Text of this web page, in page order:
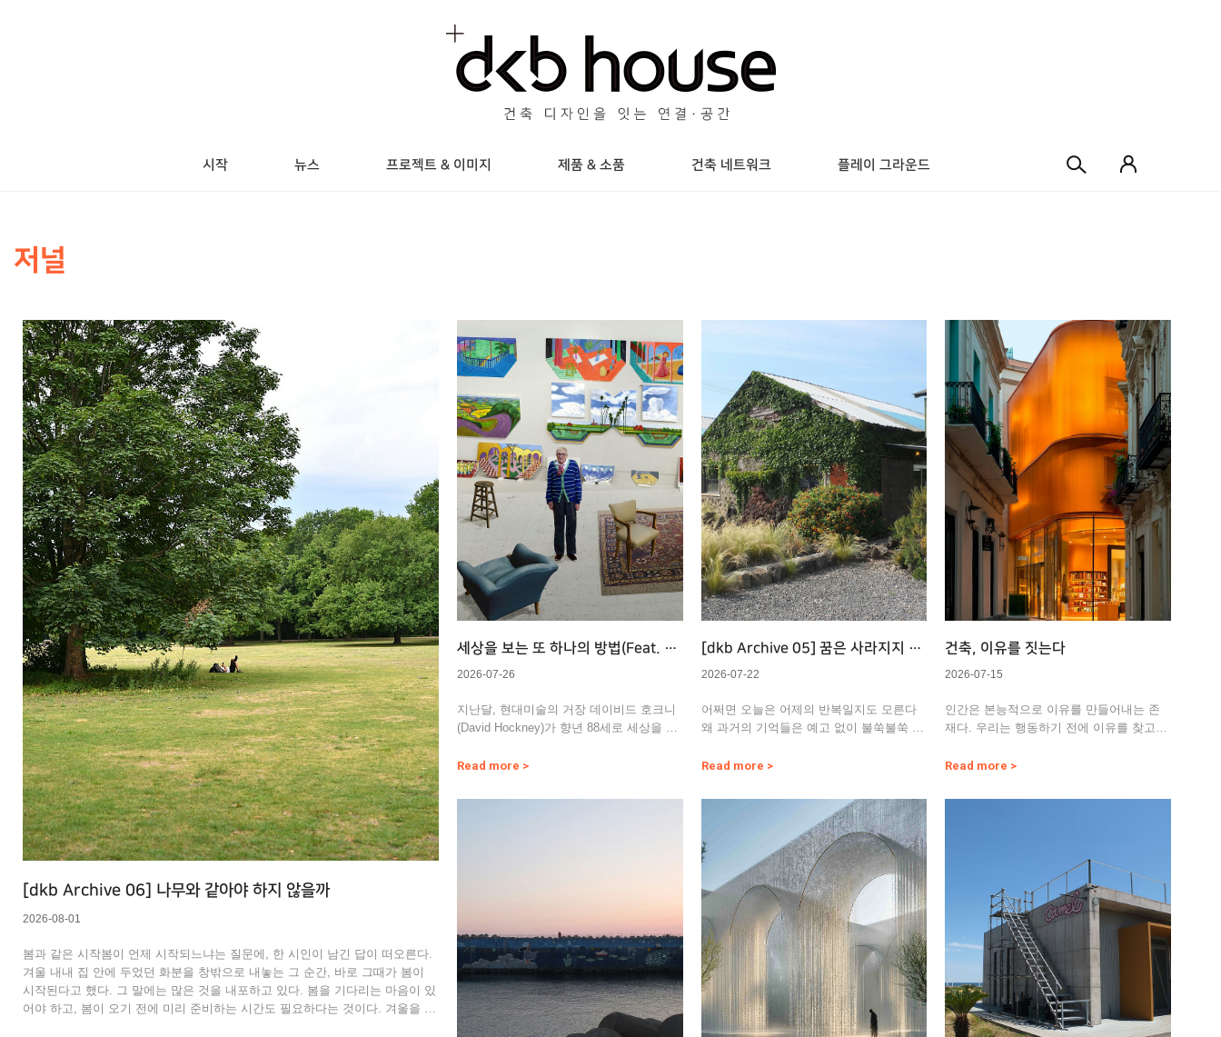
시작 뉴스 프로젝트 & 이미지 제품 & 소품 건축 네트워크 플레이 그라운드
저널
[dkb Archive 06] 나무와 같아야 하지 않을까
2026-08-01
봄과 같은 시작봄이 언제 시작되느냐는 질문에, 한 시인이 남긴 답이 떠오른다.
겨울 내내 집 안에 두었던 화분을 창밖으로 내놓는 그 순간, 바로 그때가 봄이
시작된다고 했다. 그 말에는 많은 것을 내포하고 있다. 봄을 기다리는 마음이 있
어야 하고, 봄이 오기 전에 미리 준비하는 시간도 필요하다는 것이다. 겨울을 견
세상을 보는 또 하나의 방법(Feat. 데
이비드 호크니)
2026-07-26
지난달, 현대미술의 거장 데이비드 호크니
(David Hockney)가 향년 88세로 세상을 떠
Read more >
[dkb Archive 05] 꿈은 사라지지 않
고 형태를 바꾼다
2026-07-22
어쩌면 오늘은 어제의 반복일지도 모른다
왜 과거의 기억들은 예고 없이 불쑥불쑥 떠
Read more >
건축, 이유를 짓는다
2026-07-15
인간은 본능적으로 이유를 만들어내는 존
재다. 우리는 행동하기 전에 이유를 찾고,
Read more >